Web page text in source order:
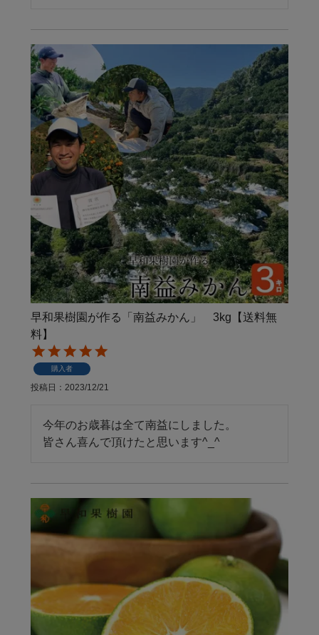
早和果樹園が作る「南益みかん」 3kg【送料無
料】
購入者
投稿日 2023/12/21
今年のお歳暮は全て南益にしました。
皆さん喜んで頂けたと思います^_^